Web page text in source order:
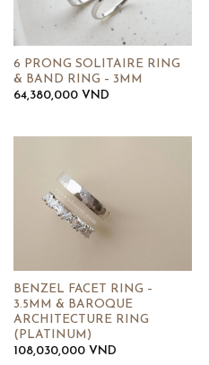
6 PRONG SOLITAIRE RING
& BAND RING – 3MM
64,380,000 VND
BENZEL FACET RING –
3.5MM & BAROQUE
ARCHITECTURE RING
(PLATINUM)
108,030,000 VND